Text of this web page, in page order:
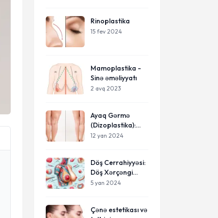
Rinoplastika
15 fev 2024
Mamoplastika -
Sinə əməliyyatı
2 avq 2023
Ayaq Gərmə
(Dizoplastika):
Estetika və İncə
12 yan 2024
Döş Cerrahiyyəsi:
Döş Xərçəngi
Sonrası
5 yan 2024
Çənə estetikası və